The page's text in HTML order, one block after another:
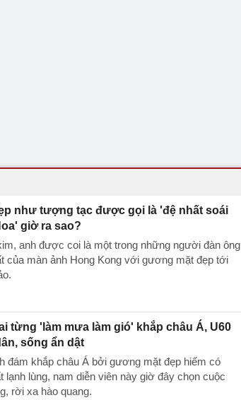
như tượng tạc được gọi là 'đệ nhất soái
giờ ra sao?
anh được coi là một trong những người đàn ông
của màn ảnh Hong Kong với gương mặt đẹp tới
từng 'làm mưa làm gió' khắp châu Á, U60
sống ẩn dật
đám khắp châu Á bởi gương mặt đẹp hiếm có
lạnh lùng, nam diễn viên này giờ đây chọn cuộc
rời xa hào quang.